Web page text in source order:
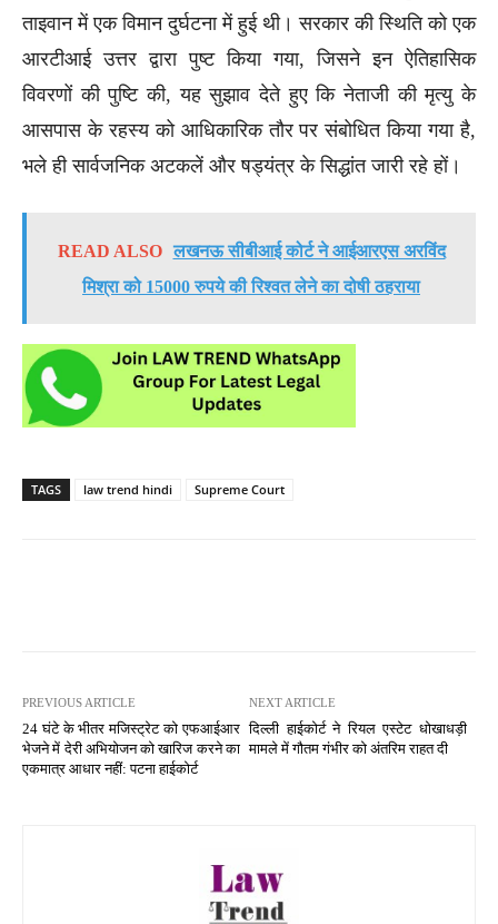
ताइवान में एक विमान दुर्घटना में हुई थी। सरकार की स्थिति को एक
आरटीआई उत्तर द्वारा पुष्ट किया गया, जिसने इन ऐतिहासिक
विवरणों की पुष्टि की, यह सुझाव देते हुए कि नेताजी की मृत्यु के
आसपास के रहस्य को आधिकारिक तौर पर संबोधित किया गया है,
भले ही सार्वजनिक अटकलें और षड्यंत्र के सिद्धांत जारी रहे हों।
READ ALSO लखनऊ सीबीआई कोर्ट ने आईआरएस अरविंद
मिश्रा को 15000 रुपये की रिश्वत लेने का दोषी ठहराया
TAGS law trend hindi Supreme Court
PREVIOUS ARTICLE
24 घंटे के भीतर मजिस्ट्रेट को एफआईआर
भेजने में देरी अभियोजन को खारिज करने का
एकमात्र आधार नहीं: पटना हाईकोर्ट
NEXT ARTICLE
दिल्ली हाईकोर्ट ने रियल एस्टेट धोखाधड़ी
मामले में गौतम गंभीर को अंतरिम राहत दी